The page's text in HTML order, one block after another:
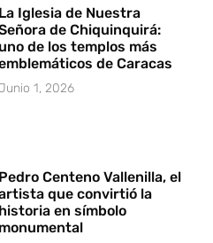
La Iglesia de Nuestra
de Chiquinquirá:
uno de los templos más
de Caracas
1, 2026
Pedro Centeno Vallenilla, el
que convirtió la
historia en símbolo
monumental